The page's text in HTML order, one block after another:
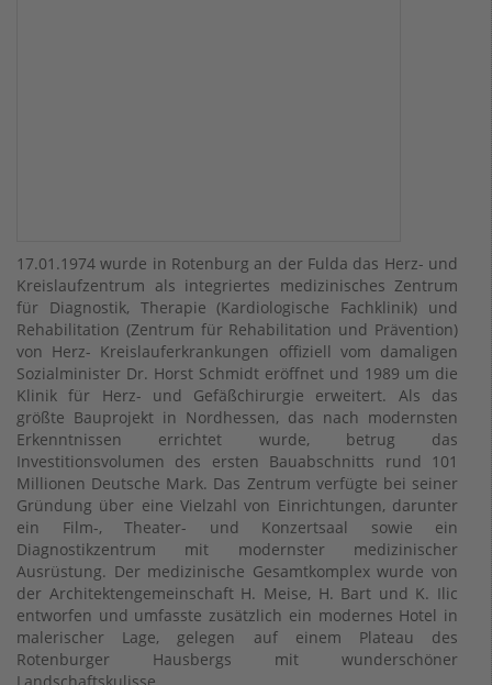
17.01.1974 wurde in Rotenburg an der Fulda das Herz- und
Kreislaufzentrum als integriertes medizinisches Zentrum
für Diagnostik, Therapie (Kardiologische Fachklinik) und
Rehabilitation (Zentrum für Rehabilitation und Prävention)
von Herz- Kreislauferkrankungen offiziell vom damaligen
Sozialminister Dr. Horst Schmidt eröffnet und 1989 um die
Klinik für Herz- und Gefäßchirurgie erweitert. Als das
größte Bauprojekt in Nordhessen, das nach modernsten
Erkenntnissen errichtet wurde, betrug das
Investitionsvolumen des ersten Bauabschnitts rund 101
Millionen Deutsche Mark. Das Zentrum verfügte bei seiner
Gründung über eine Vielzahl von Einrichtungen, darunter
ein Film-, Theater- und Konzertsaal sowie ein
Diagnostikzentrum mit modernster medizinischer
Ausrüstung. Der medizinische Gesamtkomplex wurde von
der Architektengemeinschaft H. Meise, H. Bart und K. Ilic
entworfen und umfasste zusätzlich ein modernes Hotel in
malerischer Lage, gelegen auf einem Plateau des
Rotenburger Hausbergs mit wunderschöner